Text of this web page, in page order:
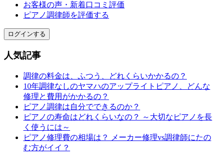
お客様の声・新着口コミ評価
ピアノ調律師を評価する
ログインする
人気記事
調律の料金は、ふつう、どれくらいかかるの？
10年調律なしのヤマハのアップライトピアノ、どんな
修理と費用がかかるの？
ピアノ調律は自分でできるのか？
ピアノの寿命はどれくらいなの？ ～大切なピアノを長
く使うには～
ピアノ修理費の相場は？ メーカー修理vs調律師にたの
む方がイイ？